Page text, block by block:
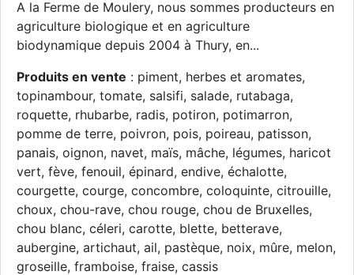
A la Ferme de Moulery, nous sommes producteurs en
agriculture biologique et en agriculture
biodynamique depuis 2004 à Thury, en...
Produits en vente : piment, herbes et aromates,
topinambour, tomate, salsifi, salade, rutabaga,
roquette, rhubarbe, radis, potiron, potimarron,
pomme de terre, poivron, pois, poireau, patisson,
panais, oignon, navet, maïs, mâche, légumes, haricot
vert, fève, fenouil, épinard, endive, échalotte,
courgette, courge, concombre, coloquinte, citrouille,
choux, chou-rave, chou rouge, chou de Bruxelles,
chou blanc, céleri, carotte, blette, betterave,
aubergine, artichaut, ail, pastèque, noix, mûre, melon,
groseille, framboise, fraise, cassis